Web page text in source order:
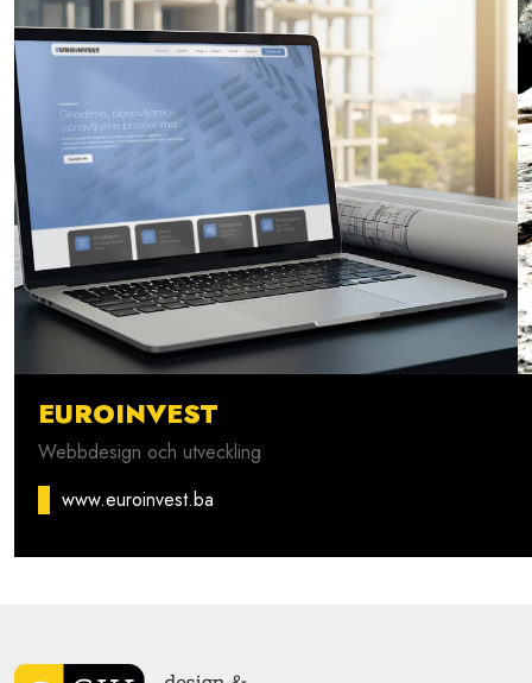
EUROINVEST
Webbdesign och utveckling
www.euroinvest.ba